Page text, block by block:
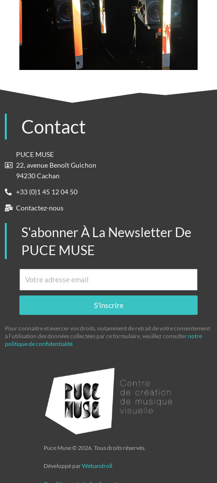
studio de PUCE MUSE
Contact
PUCE MUSE
22, avenue Benoît Guichon
94230 Cachan
+33 (0)1 45 12 04 50
Contactez-nous
S'abonner À La Newsletter De
PUCE MUSE
S'inscrire
Pour connaitre et exercer vos droits, notamment de retrait de votre consentement
à l’utilisation des données collectées par ce formulaire, veuillez consulter notre
politique de confidentialité
Puce Muse © 2026. Tous droits réservés.
Développé parWebandroll